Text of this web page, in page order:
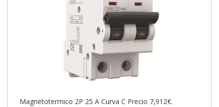
Magnetotermico 2P 25 A Curva C Precio 7,912€.